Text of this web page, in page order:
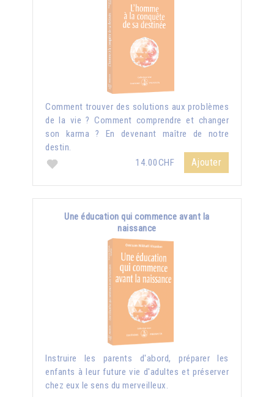
Comment trouver des solutions aux problèmes
de la vie ? Comment comprendre et changer
son karma ? En devenant maître de notre
destin.
14.00CHF
Ajouter
Une éducation qui commence avant la
naissance
Instruire les parents d'abord, préparer les
enfants à leur future vie d'adultes et préserver
chez eux le sens du merveilleux.